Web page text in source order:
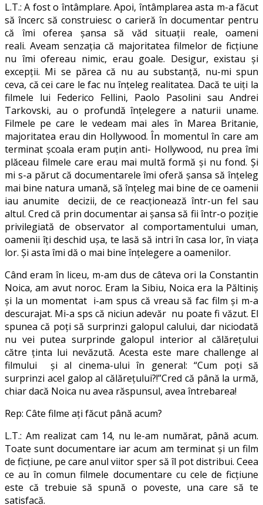
L.T.: A fost o întâmplare. Apoi, întâmplarea asta m-a făcut
să încerc să construiesc o carieră în documentar pentru
că îmi oferea șansa să văd situații reale, oameni
reali. Aveam senzaţia că majoritatea filmelor de ficţiune
nu îmi ofereau nimic, erau goale. Desigur, existau şi
excepţii. Mi se părea că nu au substanță, nu-mi spun
ceva, că cei care le fac nu înțeleg realitatea. Dacă te uiți la
filmele lui Federico Fellini, Paolo Pasolini sau Andrei
Tarkovski, au o profundă înțelegere a naturii uname.
Filmele pe care le vedeam mai ales în Marea Britanie,
majoritatea erau din Hollywood. În momentul în care am
terminat școala eram puțin anti- Hollywood, nu prea îmi
plăceau filmele care erau mai multă formă și nu fond. Și
mi s-a părut că documentarele îmi oferă șansa să înţeleg
mai bine natura umană, să înțeleg mai bine de ce oamenii
iau anumite decizii, de ce reacționează într-un fel sau
altul. Cred că prin documentar ai șansa să fii într-o poziție
privilegiată de observator al comportamentului uman,
oamenii îți deschid ușa, te lasă să intri în casa lor, în viața
lor. Și asta îmi dă o mai bine înțelegere a oamenilor.
Când eram în liceu, m-am dus de câteva ori la Constantin
Noica, am avut noroc. Eram la Sibiu, Noica era la Păltiniș
și la un momentat i-am spus că vreau să fac film și m-a
descurajat. Mi-a sps că niciun adevăr nu poate fi văzut. El
spunea că poți să surprinzi galopul calului, dar niciodată
nu vei putea surprinde galopul interior al călărețului
către ținta lui nevăzută. Acesta este mare challenge al
filmului și al cinema-ului în general: “Cum poți să
surprinzi acel galop al călărețului?!”Cred că până la urmă,
chiar dacă Noica nu avea răspunsul, avea întrebarea!
Rep: Câte filme aţi făcut până acum?
L.T.: Am realizat cam 14, nu le-am numărat, până acum.
Toate sunt documentare iar acum am terminat şi un film
de ficţiune, pe care anul viitor sper să îl pot distribui. Ceea
ce au în comun filmele documentare cu cele de ficţiune
este că trebuie să spună o poveste, una care să te
satisfacă.